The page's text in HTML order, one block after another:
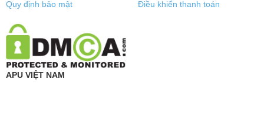
Quy định bảo mật
Điều khiển thanh toán
APU VIỆT NAM